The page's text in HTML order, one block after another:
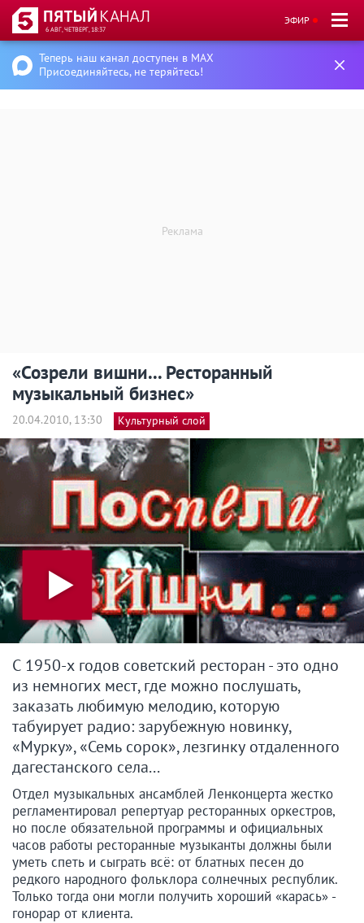
6 АВГ, ЧЕТВЕРГ, 18:37
ЭФИР
Теперь наш канал доступен в MAX
Присоединяйтесь, не теряйтесь!
«Созрели вишни... Ресторанный
музыкальный бизнес»
20.04.2010, 13:30 Культурный слой
С 1950-х годов советский ресторан - это одно
из немногих мест, где можно послушать,
заказать любимую мелодию, которую
табуирует радио: зарубежную новинку,
«Мурку», «Семь сорок», лезгинку отдаленного
дагестанского села...
Отдел музыкальных ансамблей Ленконцерта жестко
регламентировал репертуар ресторанных оркестров,
но после обязательной программы и официальных
часов работы ресторанные музыканты должны были
уметь спеть и сыграть всё: от блатных песен до
редкого народного фольклора солнечных республик.
Только тогда они могли получить хороший «карась» -
гонорар от клиента.